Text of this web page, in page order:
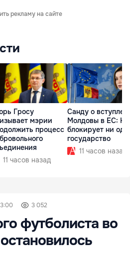
рекламу на сайте
Гросу
мэрии
процесс
11 часов назад
Санду о
Молдовы в ЕС:
блокирует ни
государство
11 часов назад
3 052
футболиста во